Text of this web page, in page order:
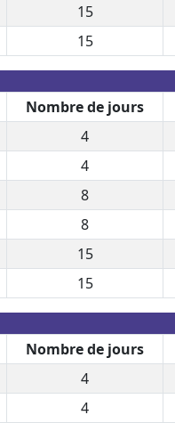
15
15
Nombre de jours
4
4
8
8
15
15
Nombre de jours
4
4